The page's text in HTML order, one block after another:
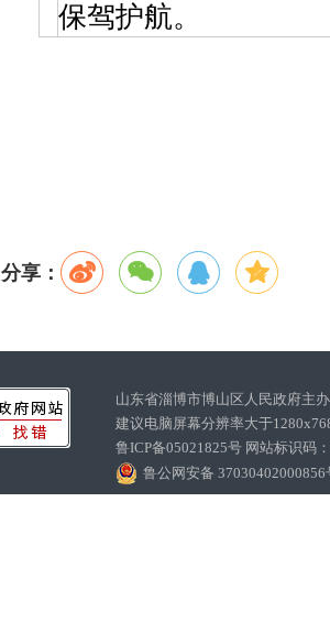
保驾护航。
分享：
山东省淄博市博山区人民政府
建议电脑屏幕分辨率大于
鲁ICP备05021825号 网站标识码
鲁公网安备 37030402000856